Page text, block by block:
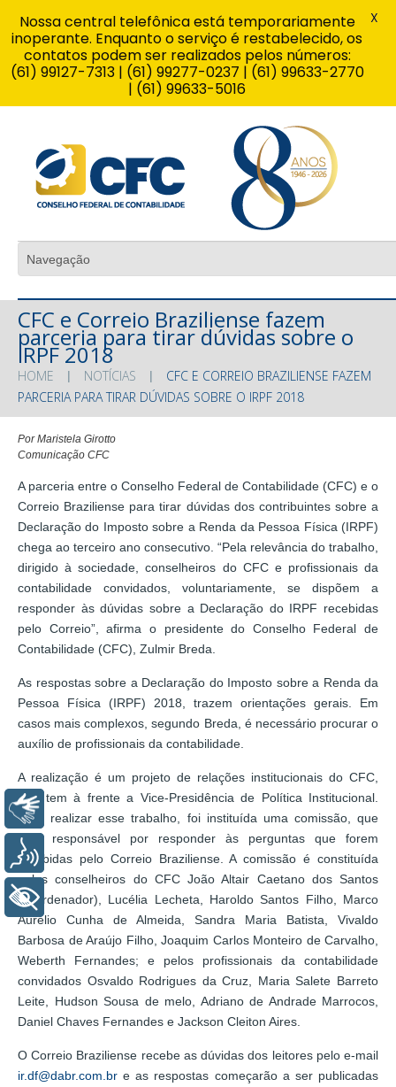
CFC e Correio Braziliense fazem
parceria para tirar dúvidas sobre o
IRPF 2018
HOME NOTÍCIAS
CFC E CORREIO BRAZILIENSE FAZEM
PARCERIA PARA TIRAR DÚVIDAS SOBRE O IRPF 2018
Por Maristela Girotto
Comunicação CFC
A parceria entre o Conselho Federal de Contabilidade (CFC) e o
Correio Braziliense para tirar dúvidas dos contribuintes sobre a
Declaração do Imposto sobre a Renda da Pessoa Física (IRPF)
chega ao terceiro ano consecutivo. “Pela relevância do trabalho,
dirigido à sociedade, conselheiros do CFC e profissionais da
contabilidade convidados, voluntariamente, se dispõem a
responder às dúvidas sobre a Declaração do IRPF recebidas
pelo Correio”, afirma o presidente do Conselho Federal de
Contabilidade (CFC), Zulmir Breda.
As respostas sobre a Declaração do Imposto sobre a Renda da
Pessoa Física (IRPF) 2018, trazem orientações gerais. Em
casos mais complexos, segundo Breda, é necessário procurar o
auxílio de profissionais da contabilidade.
A realização é um projeto de relações institucionais do CFC,
que tem à frente a Vice-Presidência de Política Institucional.
Para realizar esse trabalho, foi instituída uma comissão, que
será responsável por responder às perguntas que forem
recebidas pelo Correio Braziliense. A comissão é constituída
pelos conselheiros do CFC João Altair Caetano dos Santos
(coordenador), Lucélia Lecheta, Haroldo Santos Filho, Marco
Aurélio Cunha de Almeida, Sandra Maria Batista, Vivaldo
Barbosa de Araújo Filho, Joaquim Carlos Monteiro de Carvalho,
Weberth Fernandes; e pelos profissionais da contabilidade
convidados Osvaldo Rodrigues da Cruz, Maria Salete Barreto
Leite, Hudson Sousa de melo, Adriano de Andrade Marrocos,
Daniel Chaves Fernandes e Jackson Cleiton Aires.
O Correio Braziliense recebe as dúvidas dos leitores pelo e-mail
ir.df@dabr.com.br e as respostas começarão a ser publicadas
Nossa central telefônica está temporariamente
inoperante. Enquanto o serviço é restabelecido, os
contatos podem ser realizados pelos números:
(61) 99127-7313 | (61) 99277-0237 | (61) 99633-2770
| (61) 99633-5016
X
Voz
+ Acessibilidade